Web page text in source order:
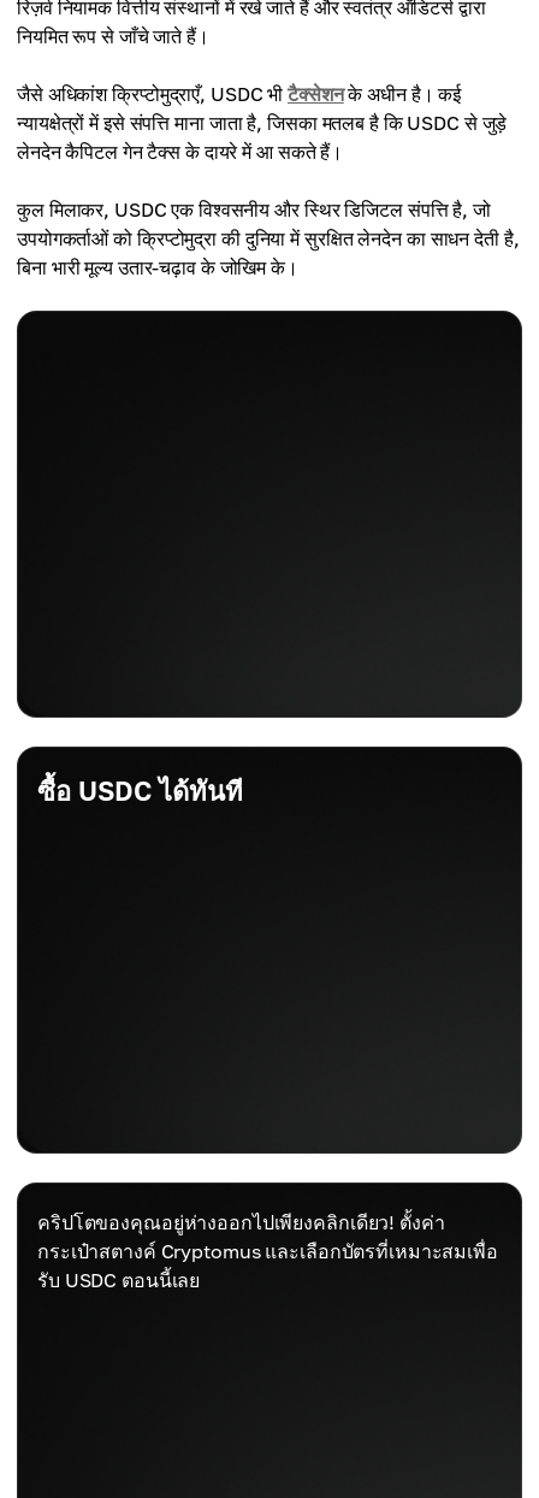
रिज़र्व नियामक वित्तीय संस्थानों में रखे जाते हैं और स्वतंत्र ऑडिटर्स द्वारा
नियमित रूप से जाँचे जाते हैं।
जैसे अधिकांश क्रिप्टोमुद्राएँ, USDC भीटैक्सेशनके अधीन है। कई
न्यायक्षेत्रों में इसे संपत्ति माना जाता है, जिसका मतलब है कि USDC से जुड़े
लेनदेन कैपिटल गेन टैक्स के दायरे में आ सकते हैं।
कुल मिलाकर, USDC एक विश्वसनीय और स्थिर डिजिटल संपत्ति है, जो
उपयोगकर्ताओं को क्रिप्टोमुद्रा की दुनिया में सुरक्षित लेनदेन का साधन देती है,
बिना भारी मूल्य उतार-चढ़ाव के जोखिम के।
ซื้อ USDC ได้ทันที
คริปโตของคุณอยู่ห่างออกไปเพียงคลิกเดียว! ตั้งค่า
กระเป๋าสตางค์ Cryptomus และเลือกบัตรที่เหมาะสมเพื่อ
รับ USDC ตอนนี้เลย